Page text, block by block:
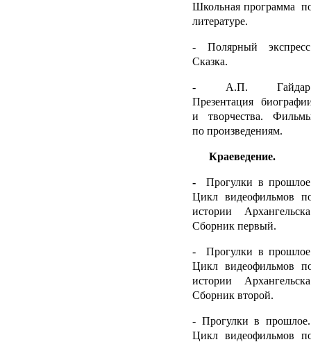
Школьная программа
литературе.
- Полярный
Сказка.
- А.П.
Презентация
и творчества.
по произведениям.
Краеведение.
-Прогулки в
Цикл видеофильмов
истории
Сборник первый.
- Прогулки в
Цикл видеофильмов
истории
Сборник второй.
- Прогулки в
Цикл видеофильмов